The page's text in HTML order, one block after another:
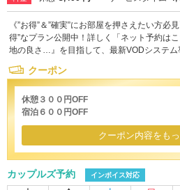
《”お得”＆”確実”にお部屋を押さえたい方
得”なプラン公開中！詳しく「ネット予約は
地の良さ…』を目指して、最新VODシステム
クーポン
休憩３００円OFF
宿泊６００円OFF
クーポン内容をも
カップルズ予約 インボイス対応